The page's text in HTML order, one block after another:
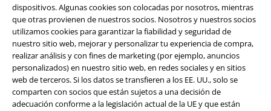
dispositivos. Algunas cookies son colocadas por nosotros, mientras
que otras provienen de nuestros socios. Nosotros y nuestros socios
utilizamos cookies para garantizar la fiabilidad y seguridad de
nuestro sitio web, mejorar y personalizar tu experiencia de compra,
realizar análisis y con fines de marketing (por ejemplo, anuncios
personalizados) en nuestro sitio web, en redes sociales y en sitios
web de terceros. Si los datos se transfieren a los EE. UU., solo se
comparten con socios que están sujetos a una decisión de
adecuación conforme a la legislación actual de la UE y que están
Legal
Términos y Condiciones
Aviso Legal